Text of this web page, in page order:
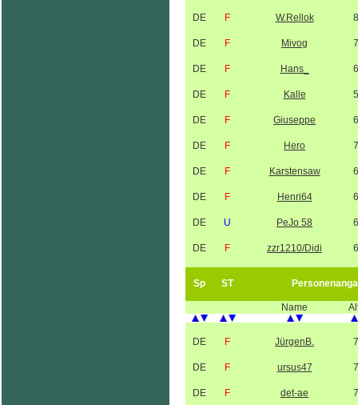
DE F W.Rellok
DE F Mivog
DE F Hans_
DE F Kalle
DE F Giuseppe
DE F Hero
DE F Karstensaw
DE F Henri64
DE U PeJo 58
DE F zzr1210/Didi
Sp ST
Name
DE F JürgenB.
DE F ursus47
DE F det-ae